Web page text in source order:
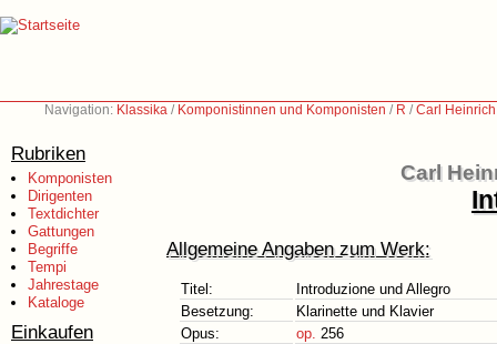
Navigation: Klassika / Komponistinnen und Komponisten / R /Carl
Rubriken
Komponisten
Dirigenten
Textdichter
Gattungen
Begriffe
Tempi
Jahrestage
Kataloge
Einkaufen
Carl
Allgemeine Angaben zum Werk:
Titel:
Introduzione und Allegro
Besetzung:
Klarinette und Klavier
Opus:
op. 256